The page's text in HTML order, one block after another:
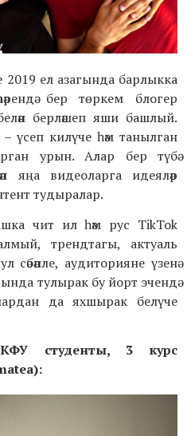
2019 ел азагында барлыкка
бер төркем блогер
берләшеп яши башлый.
үсеп килүче һәм танылган
урын. Алар бер түбә
яңа видеоларга идеяләр
тудыралар.
чит ил һәм рус TikTok
трендтагы, актуаль
сәбәпле, аудиторияне үзенә
тулырак бу йорт эчендә
да яхшырак белүче
студенты, 3 курс